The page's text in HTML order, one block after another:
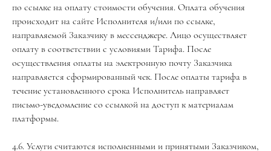
по ссылке на оплату стоимости обучения. Оплата обучения
происходит на сайте Исполнителя и/или по ссылке,
направляемой Заказчику в мессенджере. Лицо осуществляет
оплату в соответствии с условиями Тарифа. После
осуществления оплаты на электронную почту Заказчика
направляется сформированный чек. После оплаты тарифа в
течение установленного срока Исполнитель направляет
письмо-уведомление со ссылкой на доступ к материалам
платформы.
4.6. Услуги считаются исполненными и принятыми Заказчиком,